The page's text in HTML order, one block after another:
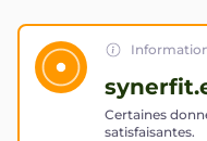
Certaines
satisfaisantes.